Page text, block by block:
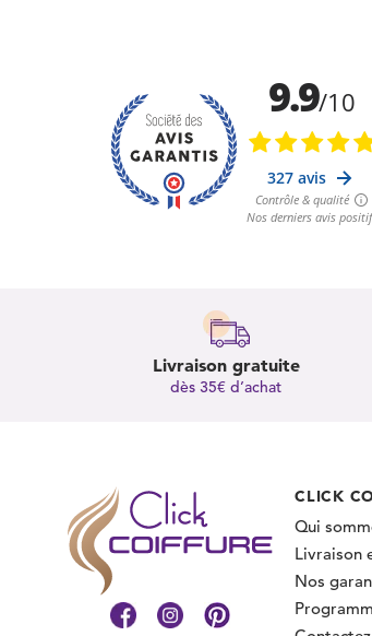
Livraison gratuite
dès 35€ d’achat
CLICK
Qui
Livraison
Nos